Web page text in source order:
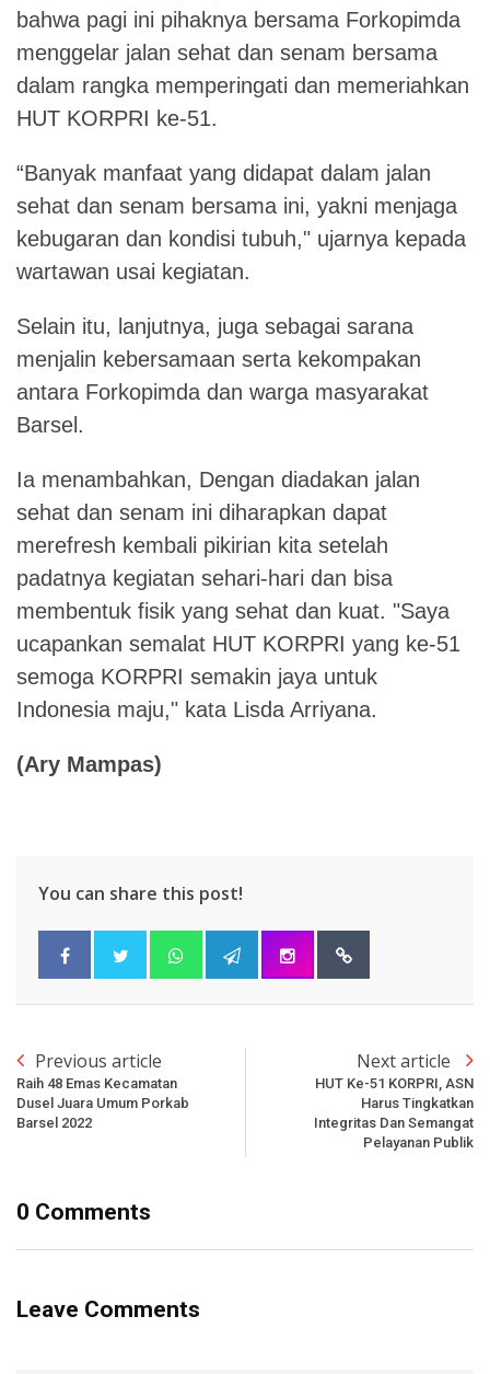
bahwa pagi ini pihaknya bersama Forkopimda
menggelar jalan sehat dan senam bersama
dalam rangka memperingati dan memeriahkan
HUT KORPRI ke-51.
“Banyak manfaat yang didapat dalam jalan
sehat dan senam bersama ini, yakni menjaga
kebugaran dan kondisi tubuh," ujarnya kepada
wartawan usai kegiatan.
Selain itu, lanjutnya, juga sebagai sarana
menjalin kebersamaan serta kekompakan
antara Forkopimda dan warga masyarakat
Barsel.
Ia menambahkan, Dengan diadakan jalan
sehat dan senam ini diharapkan dapat
merefresh kembali pikirian kita setelah
padatnya kegiatan sehari-hari dan bisa
membentuk fisik yang sehat dan kuat. "Saya
ucapankan semalat HUT KORPRI yang ke-51
semoga KORPRI semakin jaya untuk
Indonesia maju," kata Lisda Arriyana.
(Ary Mampas)
You can share this post!
Previous article
Raih 48 Emas Kecamatan
Dusel Juara Umum Porkab
Barsel 2022
Next article
HUT Ke-51 KORPRI, ASN
Harus Tingkatkan
Integritas Dan Semangat
Pelayanan Publik
0 Comments
Leave Comments